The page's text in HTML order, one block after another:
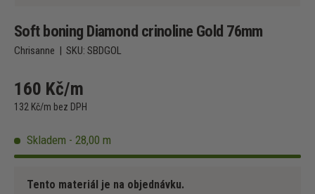
Soft boning Diamond crinoline Gold 76mm
Chrisanne | SKU: SBDGOL
160 Kč/m
132 Kč/m bez DPH
Skladem - 28,00 m
Tento materiál je na objednávku.